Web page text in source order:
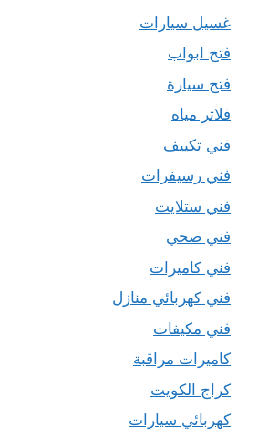
غسيل سيارات
فتح ابواب
فتح سيارة
فلاتر مياه
فني تكييف
فني رسيفرات
فني ستلايت
فني صحي
فني كاميرات
فني كهربائي منازل
فني مكيفات
كاميرات مراقبة
كراج الكويت
كهربائي سيارات